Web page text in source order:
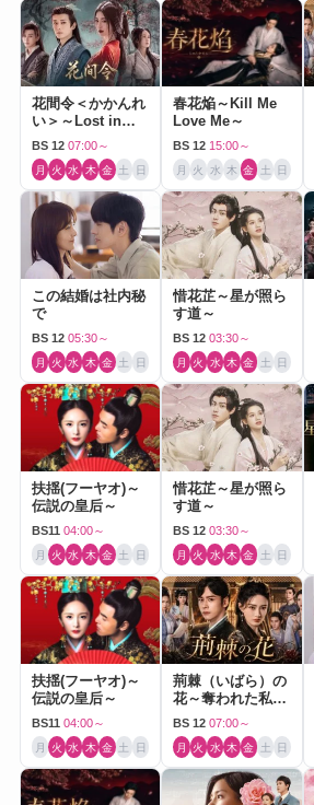
花間令＜かかんれ
い＞～Lost in
Love～
BS 12 07:00～
月 火 水 木 金 土 日
春花焔～Kill Me
Love Me～
BS 12 15:00～
月 火 水 木 金 土 日
この結婚は社内秘
で
BS 12 05:30～
月 火 水 木 金 土 日
惜花芷～星が照ら
す道～
BS 12 03:30～
月 火 水 木 金 土 日
扶揺(フーヤオ)～
伝説の皇后～
BS11 04:00～
月 火 水 木 金 土 日
惜花芷～星が照ら
す道～
BS 12 03:30～
月 火 水 木 金 土 日
扶揺(フーヤオ)～
伝説の皇后～
BS11 04:00～
月 火 水 木 金 土 日
荊棘（いばら）の
花～奪われた私～
（中国ドラマ）
BS 12 07:00～
月 火 水 木 金 土 日